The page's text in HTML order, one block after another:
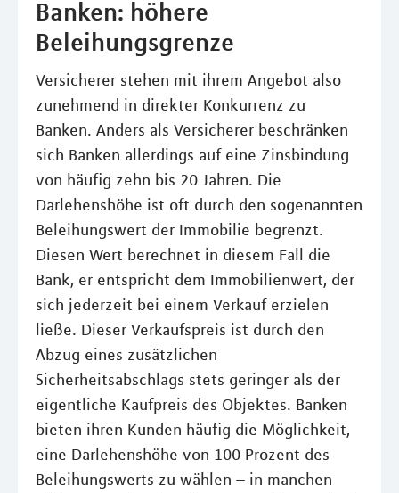
Banken: höhere
Beleihungsgrenze
Versicherer stehen mit ihrem Angebot also
zunehmend in direkter Konkurrenz zu
Banken. Anders als Versicherer beschränken
sich Banken allerdings auf eine Zinsbindung
von häufig zehn bis 20 Jahren. Die
Darlehenshöhe ist oft durch den sogenannten
Beleihungswert der Immobilie begrenzt.
Diesen Wert berechnet in diesem Fall die
Bank, er entspricht dem Immobilienwert, der
sich jederzeit bei einem Verkauf erzielen
ließe. Dieser Verkaufspreis ist durch den
Abzug eines zusätzlichen
Sicherheitsabschlags stets geringer als der
eigentliche Kaufpreis des Objektes. Banken
bieten ihren Kunden häufig die Möglichkeit,
eine Darlehenshöhe von 100 Prozent des
Beleihungswerts zu wählen – in manchen